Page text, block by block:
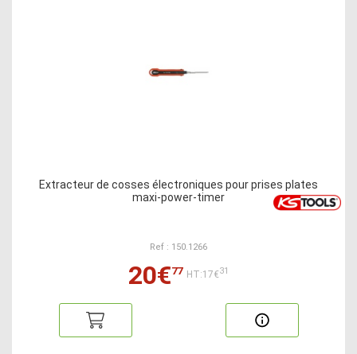
Extracteur de cosses électroniques pour prises plates
maxi-power-timer
Ref : 150.1266
20€77 HT:17€31